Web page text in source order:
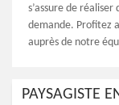
s’assure de
demande. Profitez
auprès de notre
PAYSAGISTE